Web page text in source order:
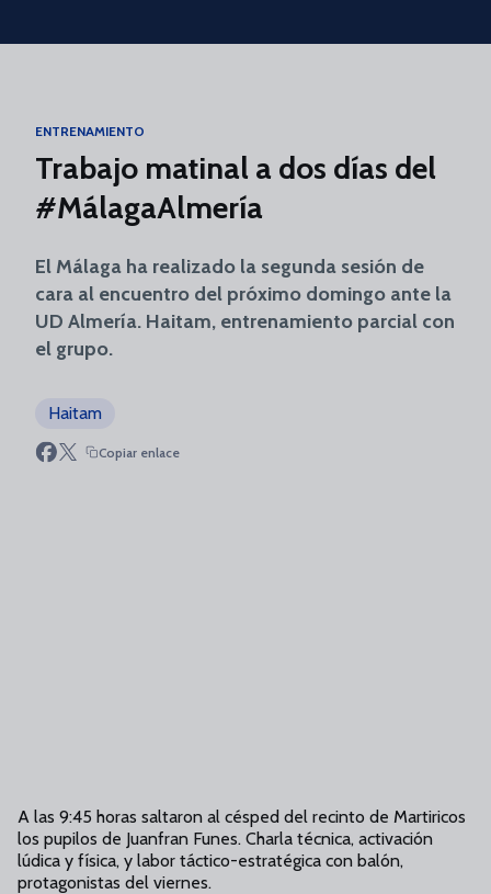
Skip to main content
ENTRENAMIENTO
Trabajo matinal a dos días del
#MálagaAlmería
El Málaga ha realizado la segunda sesión de
cara al encuentro del próximo domingo ante la
UD Almería. Haitam, entrenamiento parcial con
el grupo.
Haitam
Copiar enlace
A las 9:45 horas saltaron al césped del recinto de Martiricos
los pupilos de Juanfran Funes. Charla técnica, activación
lúdica y física, y labor táctico-estratégica con balón,
protagonistas del viernes.